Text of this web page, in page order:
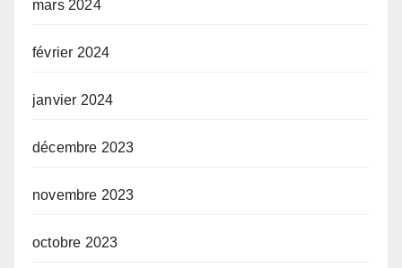
mars 2024
février 2024
janvier 2024
décembre 2023
novembre 2023
octobre 2023